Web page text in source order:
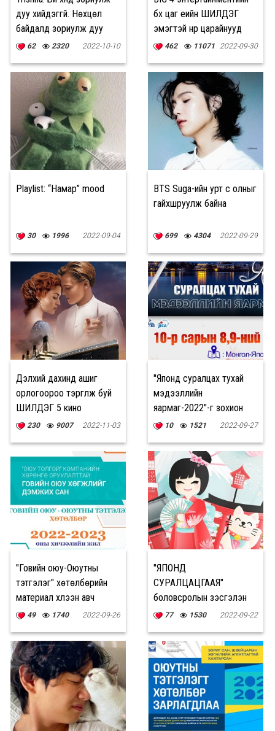
дуу хийдэггүй. Нөхцөл
байдалд зориулж дуу
хийдэг.
62 2320 2022-10-10
бүх цаг үеийн ШИЛДЭГ
эмэгтэй нүүр царайнууд
462 11071 2022-09-30
Playlist: “Намар” mood
30 1996 2022-09-04
BTS Suga-ийн урт үс олныг
гайхшруулж байна
699 4304 2022-09-29
Дэлхий дахинд ашиг
орлогоороо тэргүүлж буй
ШИЛДЭГ 5 кино
230 9007 2022-11-03
"Японд суралцах тухай
мэдээллийн
яармаг-2022"-г зохион
байгуулна
10 1521 2022-09-27
"Говийн оюу-Оюутны
тэтгэлэг" хөтөлбөрийн
материал хүлээн авч
дуусахад 4 хоног үлдлээ
49 1740 2022-09-26
"ЯПОНД
СУРАЛЦАЦГААЯ"
боловсролын үзэсгэлэн
болно
77 1530 2022-09-22